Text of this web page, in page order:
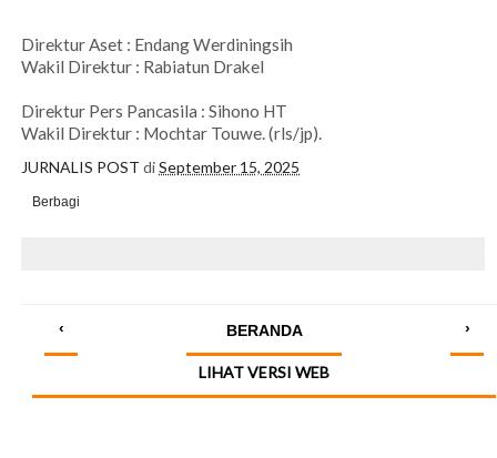
Direktur Aset : Endang Werdiningsih
Wakil Direktur : Rabiatun Drakel
Direktur Pers Pancasila : Sihono HT
Wakil Direktur : Mochtar Touwe. (rls/jp).
JURNALIS POST diSeptember 15, 2025
Berbagi
‹ ›
BERANDA
LIHAT VERSI WEB